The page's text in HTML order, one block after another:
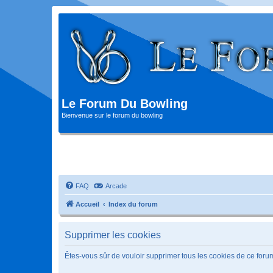
Le Forum Du Bowling
Bienvenue sur le forum du bowling
FAQ Arcade
Accueil Index du forum
Supprimer les cookies
Êtes-vous sûr de vouloir supprimer tous les cookies de ce